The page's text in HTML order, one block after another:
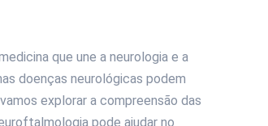
que une a neurologia e a
doenças neurológicas podem
explorar a compreensão das
pode ajudar no